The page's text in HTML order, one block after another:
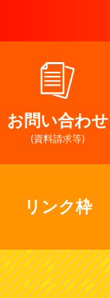
お問い合わせ
(資料請求等)
リンク枠